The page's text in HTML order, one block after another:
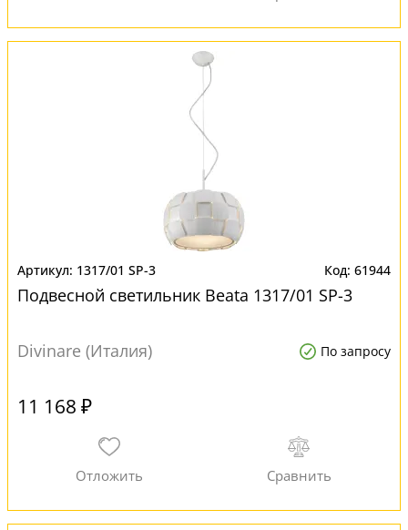
1317/01 SP-3 61944
Подвесной светильник Beata 1317/01 SP-3
Divinare (Италия) По запросу
11 168 ₽